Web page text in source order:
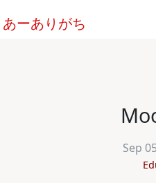
あーありがち
Sep